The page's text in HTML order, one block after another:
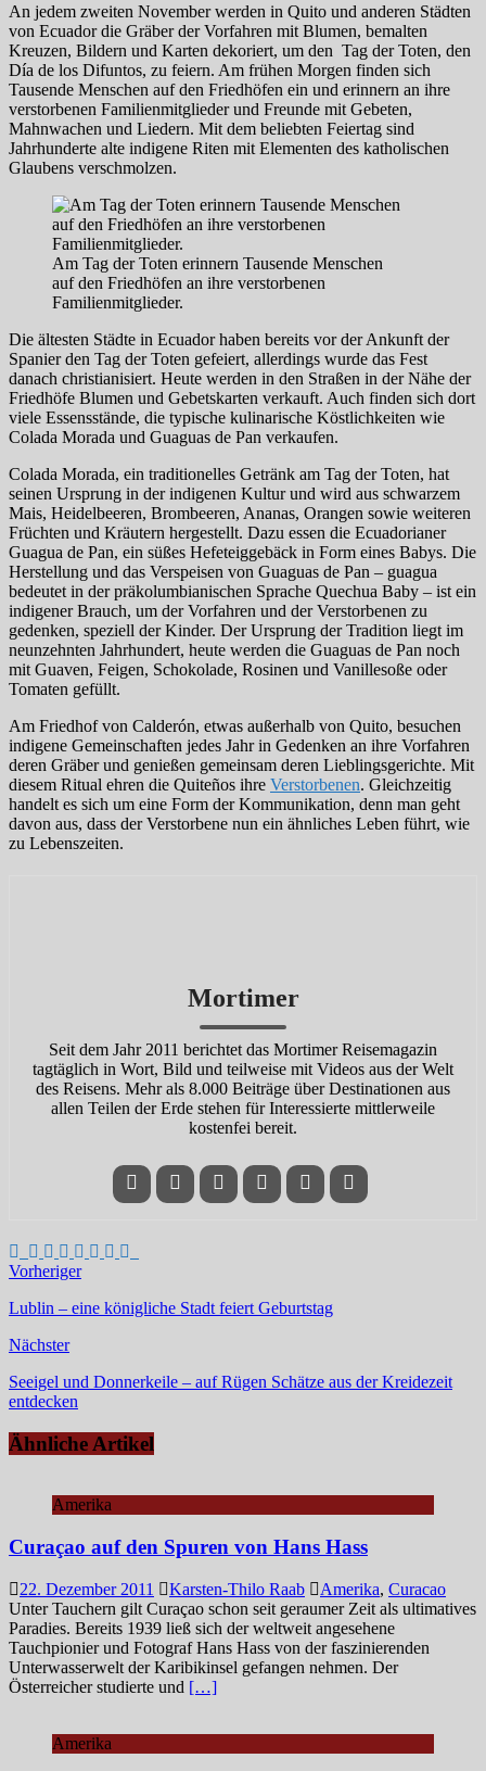
An jedem zweiten November werden in Quito und anderen Städten
von Ecuador die Gräber der Vorfahren mit Blumen, bemalten
Kreuzen, Bildern und Karten dekoriert, um den Tag der Toten, den
Día de los Difuntos, zu feiern. Am frühen Morgen finden sich
Tausende Menschen auf den Friedhöfen ein und erinnern an ihre
verstorbenen Familienmitglieder und Freunde mit Gebeten,
Mahnwachen und Liedern. Mit dem beliebten Feiertag sind
Jahrhunderte alte indigene Riten mit Elementen des katholischen
Glaubens verschmolzen.
Am Tag der Toten erinnern Tausende Menschen
auf den Friedhöfen an ihre verstorbenen
Familienmitglieder.
Die ältesten Städte in Ecuador haben bereits vor der Ankunft der
Spanier den Tag der Toten gefeiert, allerdings wurde das Fest
danach christianisiert. Heute werden in den Straßen in der Nähe der
Friedhöfe Blumen und Gebetskarten verkauft. Auch finden sich dort
viele Essensstände, die typische kulinarische Köstlichkeiten wie
Colada Morada und Guaguas de Pan verkaufen.
Colada Morada, ein traditionelles Getränk am Tag der Toten, hat
seinen Ursprung in der indigenen Kultur und wird aus schwarzem
Mais, Heidelbeeren, Brombeeren, Ananas, Orangen sowie weiteren
Früchten und Kräutern hergestellt. Dazu essen die Ecuadorianer
Guagua de Pan, ein süßes Hefeteiggebäck in Form eines Babys. Die
Herstellung und das Verspeisen von Guaguas de Pan – guagua
bedeutet in der präkolumbianischen Sprache Quechua Baby – ist ein
indigener Brauch, um der Vorfahren und der Verstorbenen zu
gedenken, speziell der Kinder. Der Ursprung der Tradition liegt im
neunzehnten Jahrhundert, heute werden die Guaguas de Pan noch
mit Guaven, Feigen, Schokolade, Rosinen und Vanillesoße oder
Tomaten gefüllt.
Am Friedhof von Calderón, etwas außerhalb von Quito, besuchen
indigene Gemeinschaften jedes Jahr in Gedenken an ihre Vorfahren
deren Gräber und genießen gemeinsam deren Lieblingsgerichte. Mit
diesem Ritual ehren die Quiteños ihre Verstorbenen. Gleichzeitig
handelt es sich um eine Form der Kommunikation, denn man geht
davon aus, dass der Verstorbene nun ein ähnliches Leben führt, wie
zu Lebenszeiten.
Mortimer
Seit dem Jahr 2011 berichtet das Mortimer Reisemagazin
tagtäglich in Wort, Bild und teilweise mit Videos aus der Welt
des Reisens. Mehr als 8.000 Beiträge über Destinationen aus
allen Teilen der Erde stehen für Interessierte mittlerweile
kostenfei bereit.
Vorheriger
Lublin – eine königliche Stadt feiert Geburtstag
Nächster
Seeigel und Donnerkeile – auf Rügen Schätze aus der Kreidezeit
entdecken
Ähnliche Artikel
Amerika
Curaçao auf den Spuren von Hans Hass
22. Dezember 2011 Karsten-Thilo Raab Amerika, Curacao
Unter Tauchern gilt Curaçao schon seit geraumer Zeit als ultimatives
Paradies. Bereits 1939 ließ sich der weltweit angesehene
Tauchpionier und Fotograf Hans Hass von der faszinierenden
Unterwasserwelt der Karibikinsel gefangen nehmen. Der
Österreicher studierte und […]
Amerika